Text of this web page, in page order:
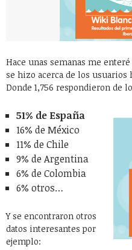
Hace unas semanas me
se hizo acerca de los
Donde 1,756 respondieron de
51% de España
16% de México
11% de Chile
9% de Argentina
6% de Colombia
6% otros…
Y se encontraron otros
datos interesantes por
ejemplo: